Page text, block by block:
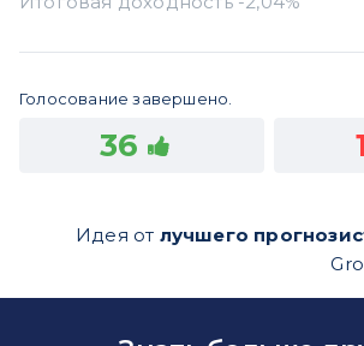
Голосование завершено.
36
Идея от лучшего